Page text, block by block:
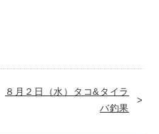
８月２日（水）タコ&タイラ
バ釣果